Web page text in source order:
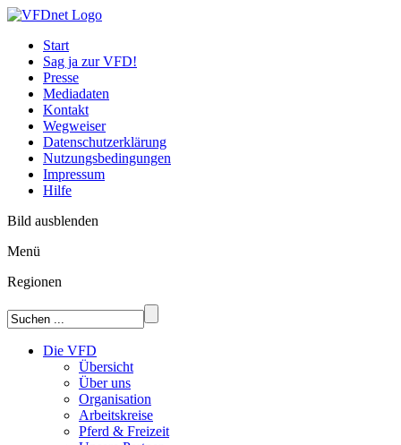
Start
Sag ja zur VFD!
Presse
Mediadaten
Kontakt
Wegweiser
Datenschutzerklärung
Nutzungsbedingungen
Impressum
Hilfe
Bild ausblenden
Menü
Regionen
Die VFD
Übersicht
Über uns
Organisation
Arbeitskreise
Pferd & Freizeit